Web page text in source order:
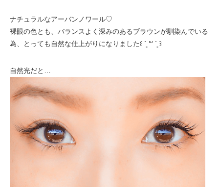
ナチュラルなアーバンノワール♡
裸眼の色とも、バランスよく深みのあるブラウンが馴染んでいる
為、とっても自然な仕上がりになりました꒰ ´͈ ꒳ `͈ ꒱ゞ
自然光だと…